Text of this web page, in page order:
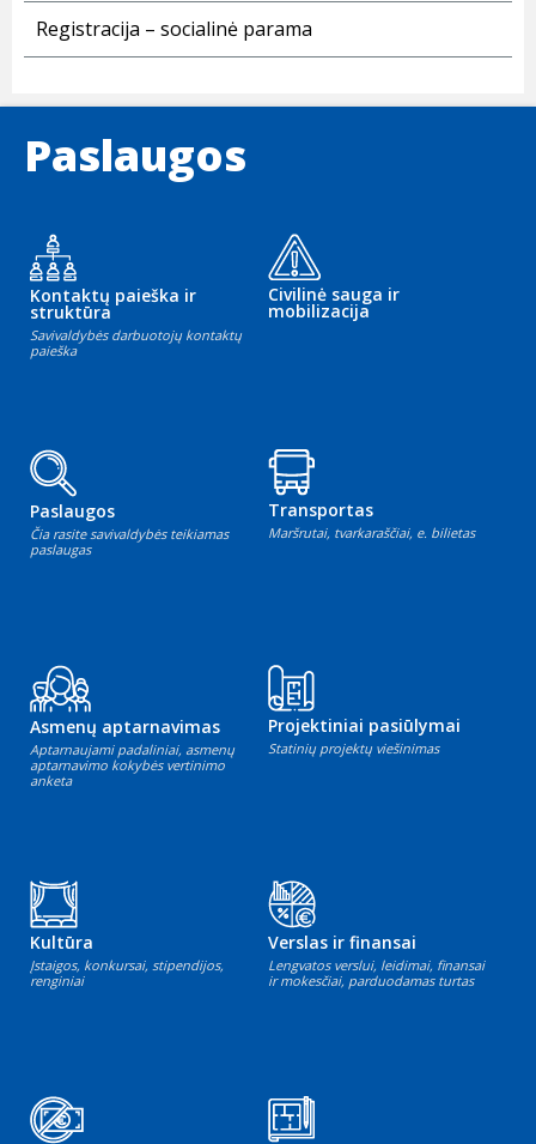
Registracija – socialinė parama
Paslaugos
Kontaktų paieška ir
struktūra
Savivaldybės darbuotojų kontaktų
paieška
Civilinė sauga ir
mobilizacija
Paslaugos
Čia rasite savivaldybės teikiamas
paslaugas
Transportas
Maršrutai, tvarkaraščiai, e. bilietas
Asmenų aptarnavimas
Aptarnaujami padaliniai, asmenų
aptarnavimo kokybės vertinimo
anketa
Projektiniai pasiūlymai
Statinių projektų viešinimas
Kultūra
Įstaigos, konkursai, stipendijos,
renginiai
Verslas ir finansai
Lengvatos verslui, leidimai, finansai
ir mokesčiai, parduodamas turtas